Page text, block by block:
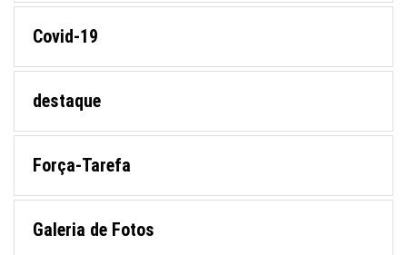
Covid-19
destaque
Força-Tarefa
Galeria de Fotos